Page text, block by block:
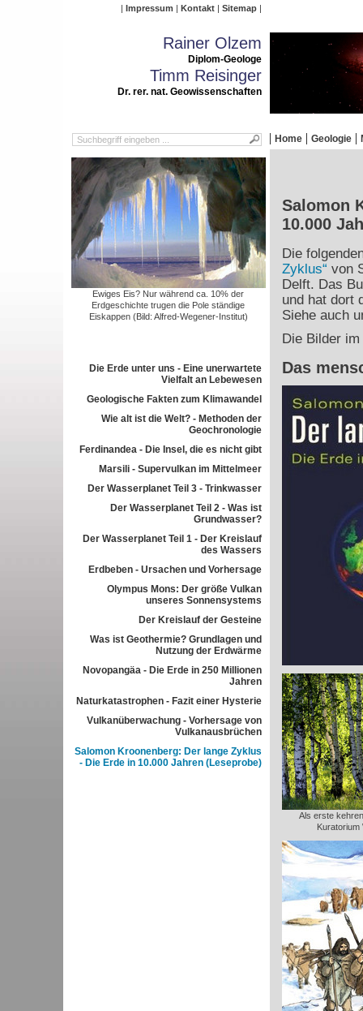
Impressum Kontakt Sitemap
Rainer Olzem
Diplom-Geologe
Timm Reisinger
Dr. rer. nat. Geowissenschaften
Home Geologie
Ewiges Eis? Nur während ca. 10% der
Erdgeschichte trugen die Pole ständige
Eiskappen (Bild: Alfred-Wegener-Institut)
Die Erde unter uns - Eine unerwartete
Vielfalt an Lebewesen
Geologische Fakten zum Klimawandel
Wie alt ist die Welt? - Methoden der
Geochronologie
Ferdinandea - Die Insel, die es nicht gibt
Marsili - Supervulkan im Mittelmeer
Der Wasserplanet Teil 3 - Trinkwasser
Der Wasserplanet Teil 2 - Was ist
Grundwasser?
Der Wasserplanet Teil 1 - Der Kreislauf
des Wassers
Erdbeben - Ursachen und Vorhersage
Olympus Mons: Der größe Vulkan
unseres Sonnensystems
Der Kreislauf der Gesteine
Was ist Geothermie? Grundlagen und
Nutzung der Erdwärme
Novopangäa - Die Erde in 250 Millionen
Jahren
Naturkatastrophen - Fazit einer Hysterie
Vulkanüberwachung - Vorhersage von
Vulkanausbrüchen
Salomon Kroonenberg: Der lange Zyklus
- Die Erde in 10.000 Jahren (Leseprobe)
Salomon
10.000
Die
Zyklus“ von
Delft. Das
und hat dort
Siehe auch
Die Bilder
Das
Als erste
Kuratorium